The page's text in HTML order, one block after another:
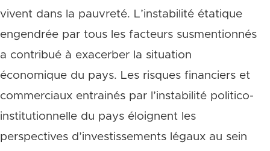
vivent dans la pauvreté. L’instabilité étatique
engendrée par tous les facteurs susmentionnés
a contribué à exacerber la situation
économique du pays. Les risques financiers et
commerciaux entrainés par l’instabilité politico-
institutionnelle du pays éloignent les
perspectives d’investissements légaux au sein